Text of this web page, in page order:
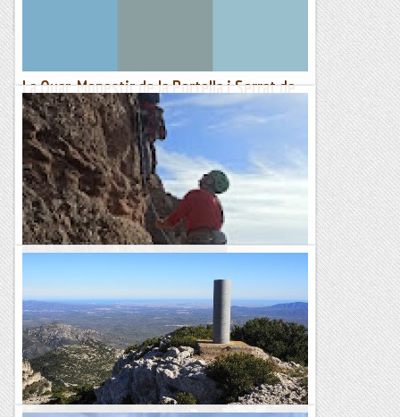
La Quar, Monestir de la Portella i Serrat de
Sant Isidre (1.117 m)
Dimarts 4 d’abril de 2023Hora de sortida: Set del matí.
Ubicació: Comarca del Berguedà. Temps aproximat: 6 h
(13,6 km) Desnivell: 630 m...
Maifemcim.cat
Bages a la Portella Petita.
Seguint els passos de Copitos de roca fem aquesta agulla de
la cara oest de la Portella Petita. El primer llarg és difícil fer-lo
totalment en lliure, per la dificultat i la...
Bloc Empotrat